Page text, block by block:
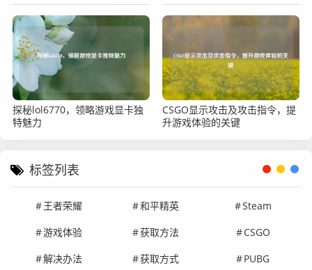
探秘lol6770，领略游戏显卡独
特魅力
CSGO显示攻击及攻击指令，提
升游戏体验的关键
标签列表
王者荣耀 和平精英
Steam
游戏体验
获取方法
CSGO
解决办法
获取方式 PUBG